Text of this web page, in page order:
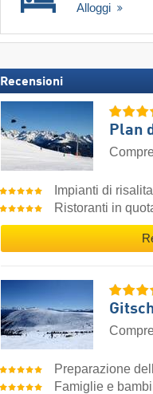
Alloggi
Recensioni
Plan
Impianti di risalita
Ristoranti in
Preparazione
Famiglie e